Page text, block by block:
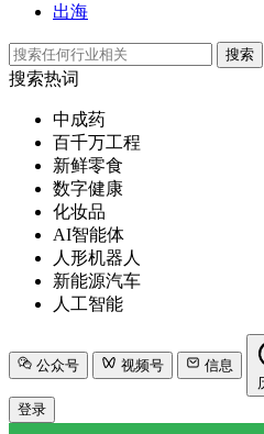
出海
搜索
搜索热词
中成药
百千万工程
新鲜零食
数字健康
化妆品
AI智能体
人形机器人
新能源汽车
人工智能
公众号 视频号
信息
登录